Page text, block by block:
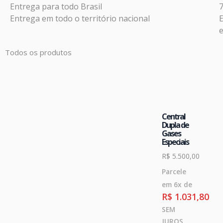
Entrega para todo Brasil
Entrega em todo o território nacional
Todos os produtos
Central
Dupla de
Gases
Especiais
R$ 5.500,00
Parcele
em 6x de
R$ 1.031,80
SEM